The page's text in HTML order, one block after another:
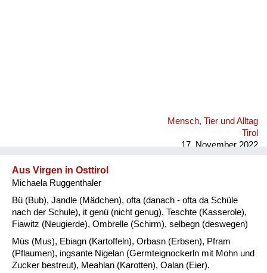
Mensch, Tier und Alltag
Tirol
17. November 2022
Aus Virgen in Osttirol
Michaela Ruggenthaler
Bü (Bub), Jandle (Mädchen), ofta (danach - ofta da Schüle
nach der Schule), it genü (nicht genug), Teschte (Kasserole),
Fiawitz (Neugierde), Ombrelle (Schirm), selbegn (deswegen)
Müs (Mus), Ebiagn (Kartoffeln), Orbasn (Erbsen), Pfram
(Pflaumen), ingsante Nigelan (Germteignockerln mit Mohn und
Zucker bestreut), Meahlan (Karotten), Oalan (Eier).